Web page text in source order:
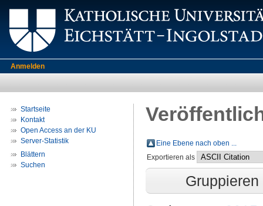
Anmelden
Startseite
Kontakt
Open Access an der KU
Server-Statistik
Blättern
Suchen
Eine Ebene nach oben ...
Exportieren als